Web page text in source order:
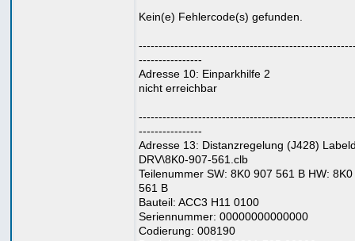
Kein(e) Fehlercode(s) gefunden.
----------------
Adresse 10: Einparkhilfe 2
nicht erreichbar
----------------
Adresse 13: Distanzregelung (J428)
DRV\8K0-907-561.clb
Teilenummer SW: 8K0 907 561 B HW:
561 B
Bauteil: ACC3 H11 0100
Seriennummer: 00000000000000
Codierung: 008190